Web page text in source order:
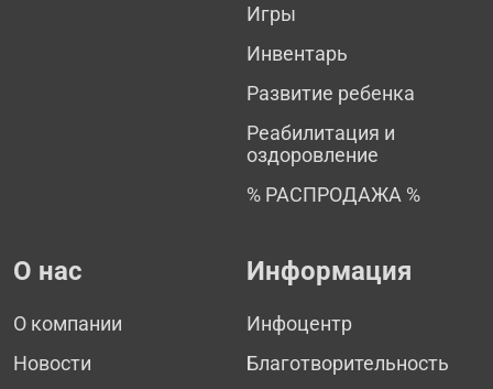
Игры
Инвентарь
Развитие ребенка
Реабилитация и
оздоровление
% РАСПРОДАЖА %
О нас
О компании
Новости
Информация
Инфоцентр
Благотворительность